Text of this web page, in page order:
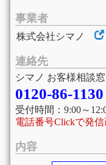
事業者
株式会社シマノ
連絡先
シマノ お客様相談
0120-86-1130
受付時間：9:00～
電話番号Clickで発
内容